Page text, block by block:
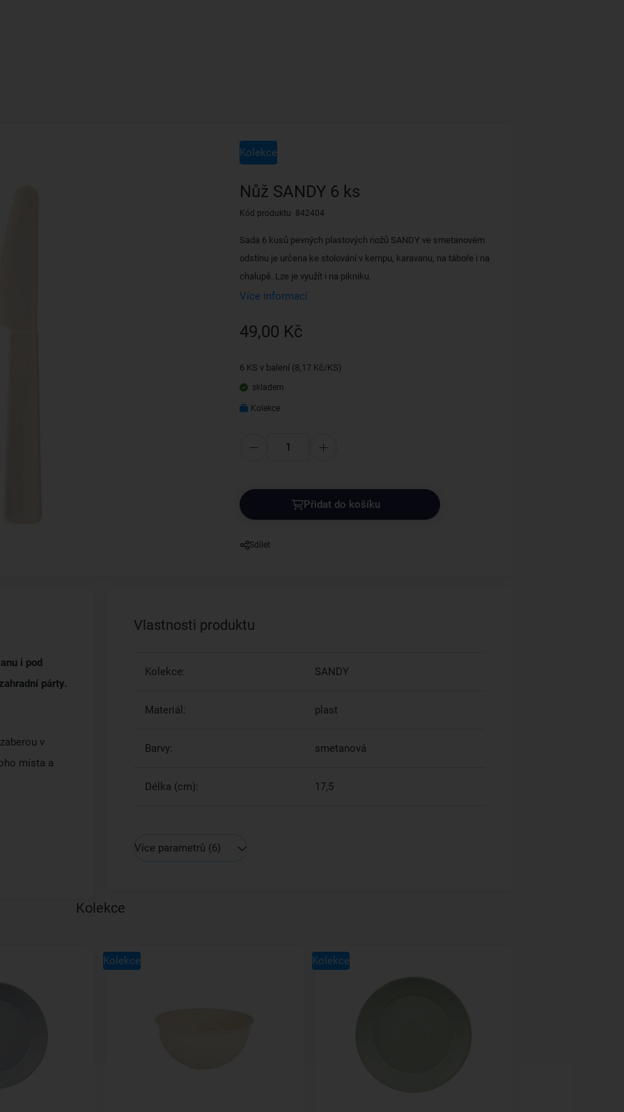
Kolekce
Nůž SANDY 6 ks
Kód produktu 842404
Sada 6 kusů pevných plastových nožů SANDY ve smetanovém
odstínu je určena ke stolování v kempu, karavanu, na táboře i na
chalupě. Lze je využít i na pikniku.
Více informací
49,00 Kč
6 KS v balení (8,17 Kč/KS)
skladem
Kolekce
Přidat do košíku
Sdílet
i pod
párty.
v
místa a
Vlastnosti produktu
Kolekce: SANDY
Materiál: plast
Barvy: smetanová
Délka (cm): 17,5
Více parametrů (6)
Kolekce
Kolekce Kolekce